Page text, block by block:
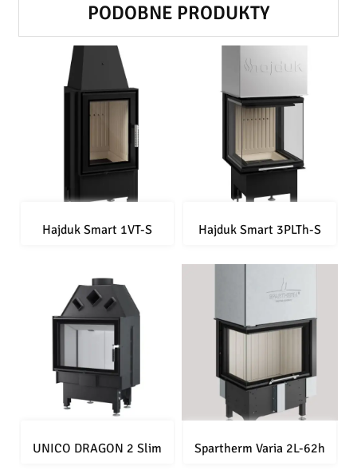
PODOBNE PRODUKTY
Hajduk Smart 1VT-S Hajduk Smart 3PLTh-S
UNICO DRAGON 2 Slim Spartherm Varia 2L-62h